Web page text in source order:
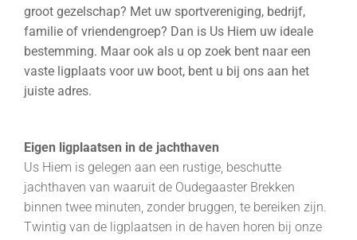
groot gezelschap? Met uw sportvereniging, bedrijf,
familie of vriendengroep? Dan is Us Hiem uw ideale
bestemming. Maar ook als u op zoek bent naar een
vaste ligplaats voor uw boot, bent u bij ons aan het
juiste adres.
Eigen ligplaatsen in de jachthaven
Us Hiem is gelegen aan een rustige, beschutte
jachthaven van waaruit de Oudegaaster Brekken
binnen twee minuten, zonder bruggen, te bereiken zijn.
Twintig van de ligplaatsen in de haven horen bij onze